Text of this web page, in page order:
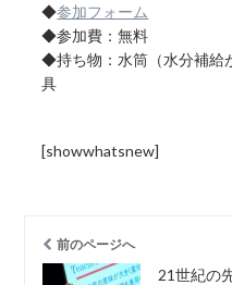
◆参加フォーム
◆参加費：無料
◆持ち物：水筒（水分補給
具
[showwhatsnew]
前のページへ
21世紀の